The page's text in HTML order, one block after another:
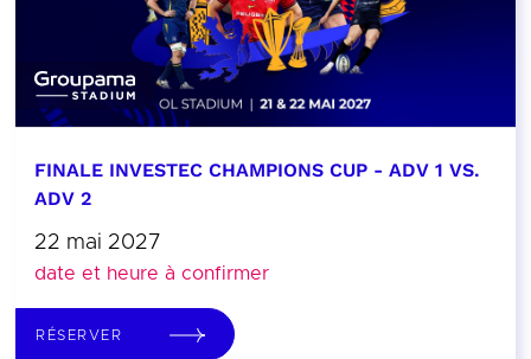
FINALE INVESTEC CHAMPIONS CUP - ADV 1 VS.
ADV 2
22 mai 2027
date et heure à confirmer
RÉSERVER